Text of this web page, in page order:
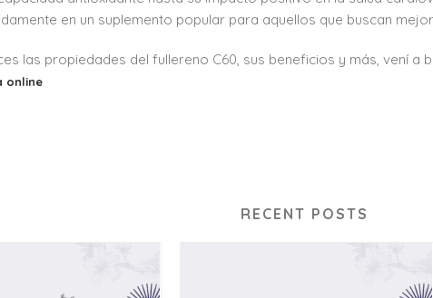
en un suplemento popular para aquellos que buscan
las propiedades del fullereno C60, sus beneficios y más, vení a
online
RECENT POSTS